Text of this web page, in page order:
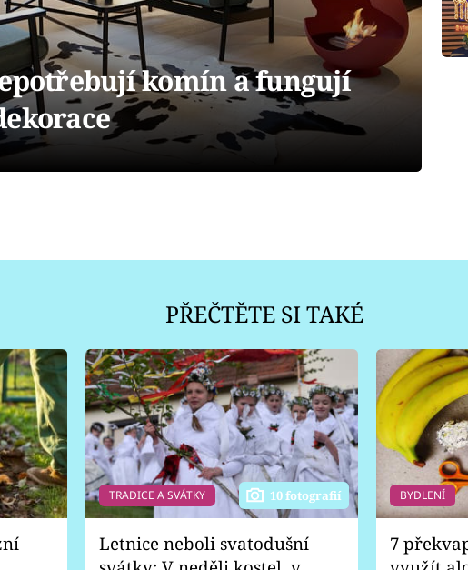
komín a fungují
PŘEČTĚTE SI TAKÉ
TRADICE A SVÁTKY 10 fotografií
Letnice neboli svatodušní
BYDLENÍ
7